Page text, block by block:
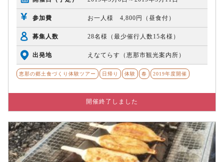
参加費 お一人様 4,800円（昼食付）
募集人数 28名様（最少催行人数15名様）
出発地 えなてらす（恵那市観光案内所）
恵那の郷土食づくり体験ツアー 日帰り 体験 春 2019年度開催
開催終了しました